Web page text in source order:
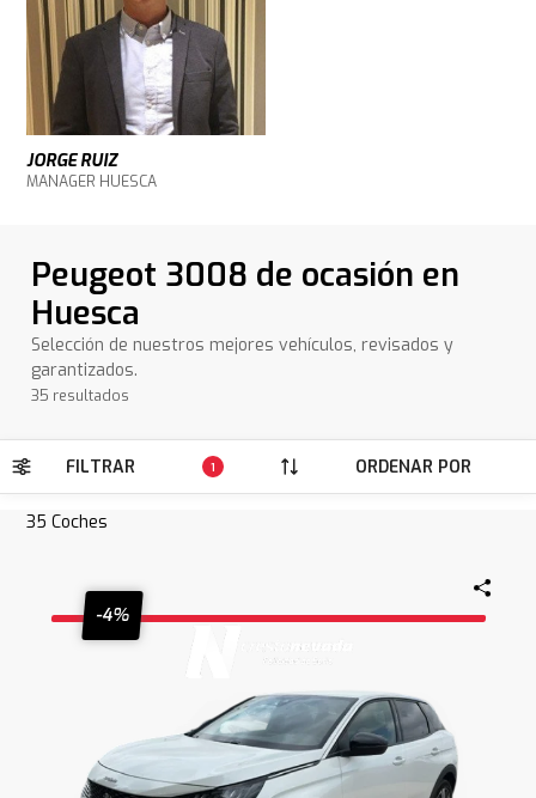
JORGE RUIZ
MANAGER HUESCA
Peugeot 3008 de ocasión en
Huesca
Selección de nuestros mejores vehículos, revisados y
garantizados.
35 resultados
FILTRAR 1 ORDENAR POR
35 Coches
-4%